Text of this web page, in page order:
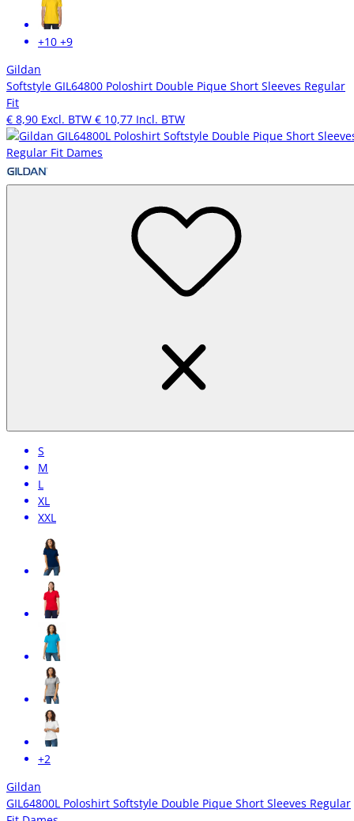
+10 +9
Gildan
Softstyle GIL64800 Poloshirt Double Pique Short Sleeves Regular
Fit
€ 8,90 Excl. BTW € 10,77 Incl. BTW
S
M
L
XL
XXL
+2
Gildan
GIL64800L Poloshirt Softstyle Double Pique Short Sleeves Regular